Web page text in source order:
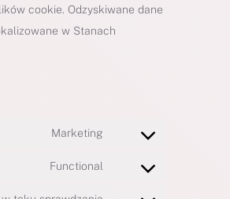
cookie. Odzyskiwane dane
w Stanach
Marketing
Functional